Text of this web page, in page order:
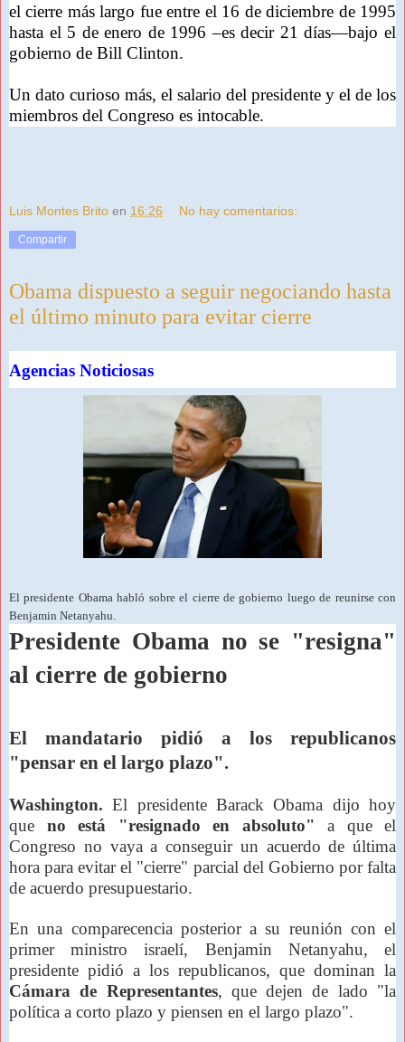
el cierre más largo fue entre el 16 de diciembre de 1995
hasta el 5 de enero de 1996 –es decir 21 días—bajo el
gobierno de Bill Clinton.
Un dato curioso más, el salario del presidente y el de los
miembros del Congreso es intocable.
Luis Montes Brito en 16:26 No hay comentarios:
Compartir
Obama dispuesto a seguir negociando hasta
el último minuto para evitar cierre
Agencias Noticiosas
El presidente Obama habló sobre el cierre de gobierno luego de reunirse con
Benjamin Netanyahu.
Presidente Obama no se "resigna"
al cierre de gobierno
El mandatario pidió a los republicanos
"pensar en el largo plazo".
Washington. El presidente Barack Obama dijo hoy
que
no está "resignado en absoluto"
a que el
Congreso no vaya a conseguir un acuerdo de última
hora para evitar el "cierre" parcial del Gobierno por falta
de acuerdo presupuestario.
En una comparecencia posterior a su reunión con el
primer ministro israelí, Benjamin Netanyahu, el
presidente pidió a los republicanos, que dominan la
Cámara de Representantes, que dejen de lado "la
política a corto plazo y piensen en el largo plazo".